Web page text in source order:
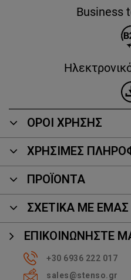
Business
ΟΡΟΙ ΧΡΗΣΗΣ
ΧΡΗΣΙΜΕΣ
ΠΡΟΪΌΝΤΑ
ΣΧΕΤΙΚΑ ΜΕ ΕΜΑΣ
ΕΠΙΚΟΙΝΩΝΉΣΤΕ
+30 6936 222 017
sales@stenso.gr